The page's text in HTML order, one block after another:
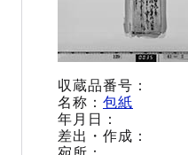
包紙